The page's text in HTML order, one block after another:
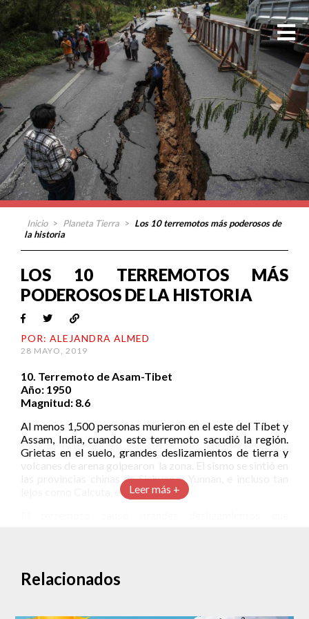
Inicio > Planeta Tierra > Los 10 terremotos más poderosos de
la historia
Leer más +
LOS 10 TERREMOTOS MÁS
PODEROSOS DE LA HISTORIA
POR: ALEJANDRA ALMED
28 MAYO, 2019
10. Terremoto de Asam-Tibet
Año: 1950
Magnitud: 8.6
Al menos 1,500 personas murieron en el este del Tíbet y
Assam, India, cuando este terremoto sacudió la región.
Grietas en el suelo, grandes deslizamientos de tierra y
volcanes de arena golpearon la zona. El sismo se sintió en
las provincias chinas de Sichuan y Yunnan, e incluso tan
lejos como Calcuta, en India.
Este sismo es comúnmente llamado terremoto de Assam,
Relacionados